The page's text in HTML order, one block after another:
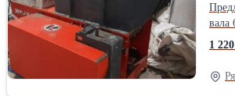
Предлагаем
вала
1